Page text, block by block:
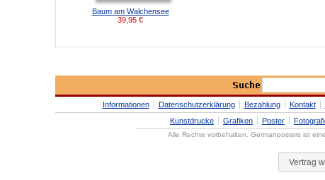
Baum am Walchensee
39,95 €
Informationen Datenschutzerklärung Bezahlung Kontakt
Kunstdrucke
Grafiken Poster
Alle Rechte vorbehalten. Germanposters ist
Vertrag